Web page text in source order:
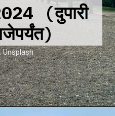
(दुपारी
Unsplash